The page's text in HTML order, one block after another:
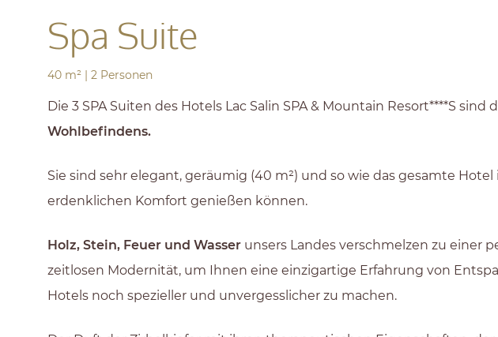
Spa Suite
40 m² | 2 Personen
Die 3 SPA Suiten des Hotels Lac Salin SPA & Mountain Resort****S
Wohlbefindens.
Sie sind sehr elegant, geräumig (40 m²) und so wie das gesamte
erdenklichen Komfort genießen können.
Holz, Stein, Feuer und Wasser unsers Landes verschmelzen zu einer
zeitlosen Modernität, um Ihnen eine einzigartige Erfahrung von
Hotels noch spezieller und unvergesslicher zu machen.